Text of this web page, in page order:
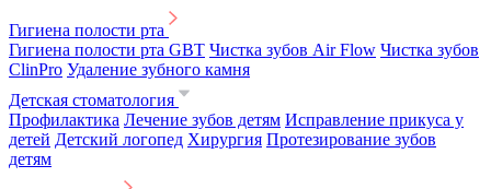
Гигиена полости рта
Гигиена полости рта GBT Чистка зубов Air Flow Чистка зубов
ClinPro Удаление зубного камня
Детская стоматология
Профилактика Лечение зубов детям Исправление прикуса у
детей Детский логопед Хирургия Протезирование зубов
детям